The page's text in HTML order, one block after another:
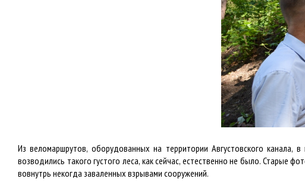
Из веломаршрутов, оборудованных на территории Августовского
возводились такого густого леса, как сейчас, естественно не было. Старые
вовнутрь некогда заваленных взрывами сооружений.